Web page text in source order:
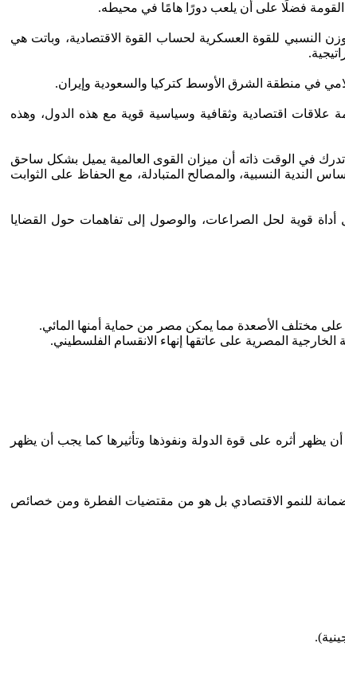
فضلًا على أن يلعب دورًا هامًا في محيطه.
النسبي للقوة العسكرية لحساب القوة الاقتصادية، وباتت هي
في منطقة الشرق الأوسط كتركيا والسعودية وإيران.
علاقات اقتصادية وثقافية وسياسية قوية مع هذه الدول، وهذه
في الوقت ذاته أن ميزان القوى العالمية يميل بشكل ساحق
النسبية، والمصالح المتبادلة، مع الحفاظ على الثوابت
أداة قوية لحل الصراعات، والوصول إلى تفاهمات حول القضايا
يظهر أثره على قوة الدولة ونفوذها وتأثيرها كما يجب أن يظهر
للنمو الاقتصادي بل هو من مقتضيات الفطرة ومن خصائص